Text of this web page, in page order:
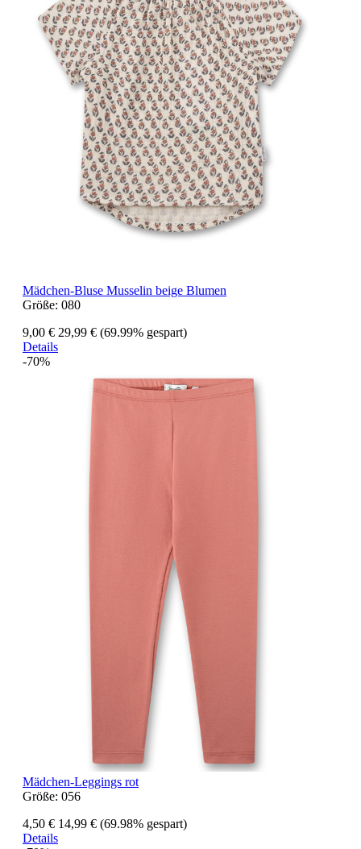
Mädchen-Bluse Musselin beige Blumen
Größe: 080
9,00 € 29,99 € (69.99% gespart)
Details
-70%
Mädchen-Leggings rot
Größe: 056
4,50 € 14,99 € (69.98% gespart)
Details